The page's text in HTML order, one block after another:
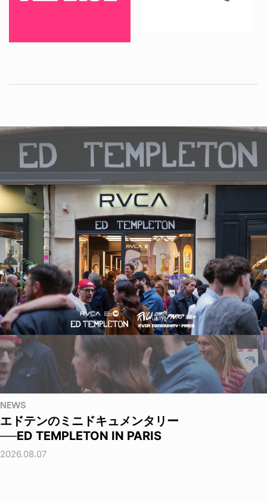
NEWS
エドテンのミニドキュメンタリー
──ED TEMPLETON IN PARIS
2026.08.07